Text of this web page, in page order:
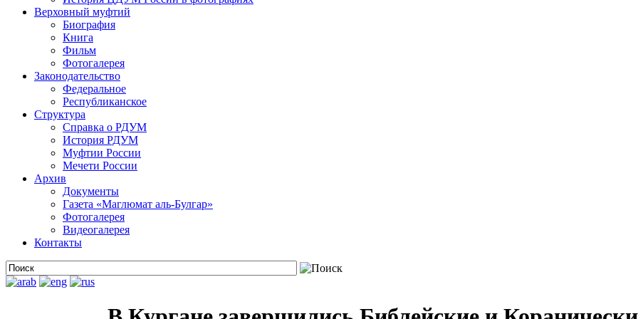
Верховный муфтий
Биография
Книга
Фильм
Фотогалерея
Законодательство
Федеральное
Республиканское
Структура
Справка о РДУМ
История РДУМ
Муфтии России
Мечети России
Архив
Документы
Газета «Маглюмат аль-Булгар»
Фотогалерея
Видеогалерея
Контакты